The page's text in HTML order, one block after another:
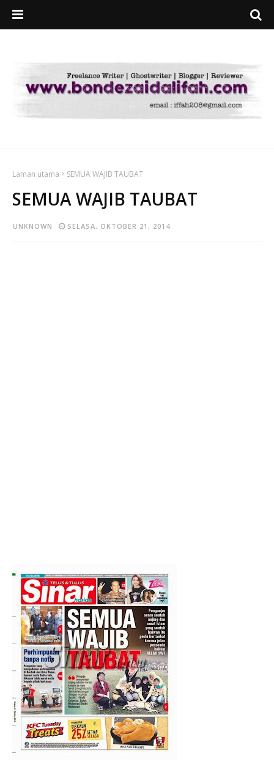
Laman utama SEMUA WAJIB TAUBAT
SEMUA WAJIB TAUBAT
UNKNOWN SELASA, OKTOBER 21, 2014